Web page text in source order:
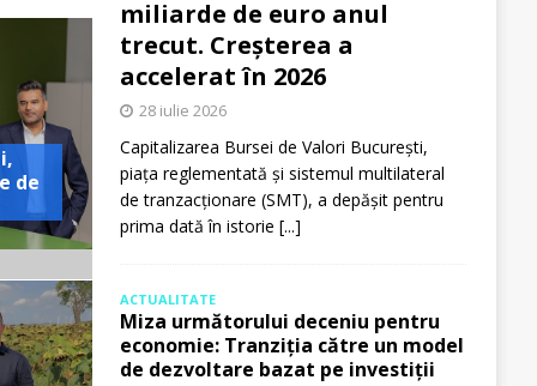
de
miliarde de euro anul
trecut. Creșterea a
accelerat în 2026
28 iulie 2026
Capitalizarea Bursei de Valori București,
piața reglementată și sistemul multilateral
de tranzacționare (SMT), a depășit pentru
prima dată în istorie [...]
ACTUALITATE
Miza următorului deceniu pentru
economie: Tranziția către un model
de dezvoltare bazat pe investiții